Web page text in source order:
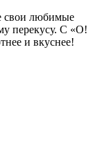
свои любимые
перекусу. С «О!
и вкуснее!